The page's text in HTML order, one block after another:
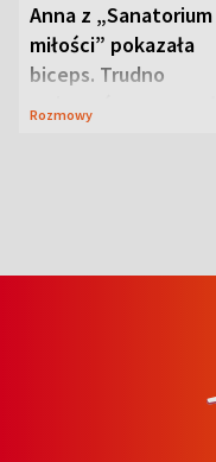
Anna z „Sanatorium
miłości” pokazała
biceps. Trudno
uwierzyć, co przeszła
Rozmowy